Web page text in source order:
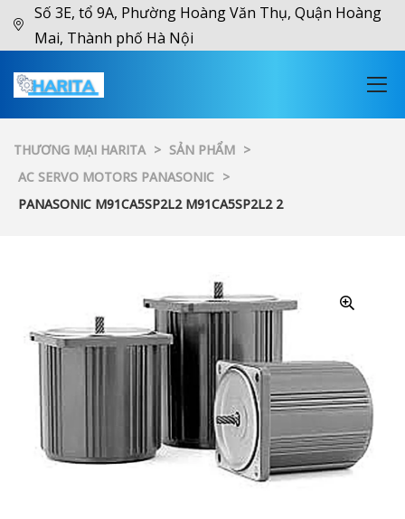
Số 3E, tổ 9A, Phường Hoàng Văn Thụ, Quận Hoàng
Mai, Thành phố Hà Nội
THƯƠNG MẠI HARITA > SẢN PHẨM >
AC SERVO MOTORS PANASONIC >
PANASONIC M91CA5SP2L2 M91CA5SP2L2 2